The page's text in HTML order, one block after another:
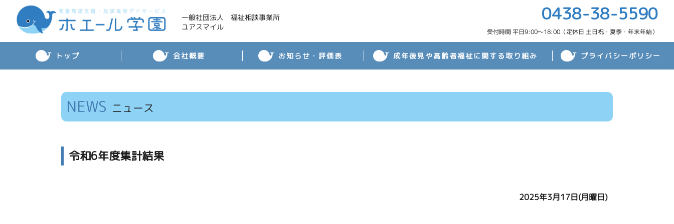
一般社団法人 福祉相談事業所
ユアスマイル
0438-38-5590
受付時間 平日9:00～18:00（定休日 土日祝・夏季・年末年始）
トップ 会社概要 お知らせ・評価表 成年後見や高齢者福祉に関する取り組み プライバシーポリシー
NEWS ニュース
令和6年度集計結果
2025年3月17日(月曜日)